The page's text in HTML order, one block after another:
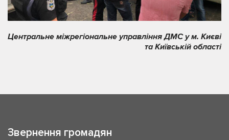
Центральне міжрегіональне управління ДМС у м. Києві
та Київській області
Звернення громадян